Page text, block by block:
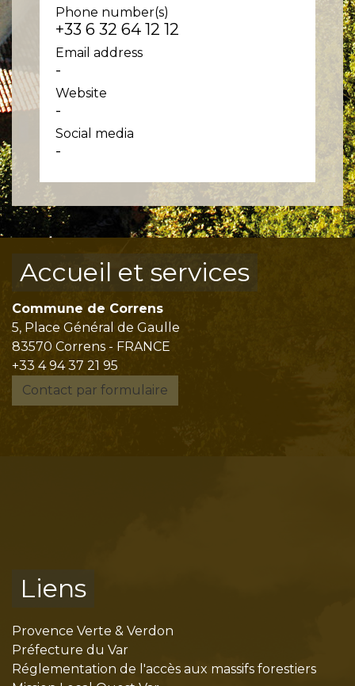
Phone number(s)
+33 6 32 64 12 12
Email address
-
Website
-
Social media
-
Accueil et services
Commune de Correns
5, Place Général de Gaulle
83570 Correns - FRANCE
+33 4 94 37 21 95
Contact par formulaire
Liens
Provence Verte & Verdon
Préfecture du Var
Réglementation de l'accès aux massifs forestiers